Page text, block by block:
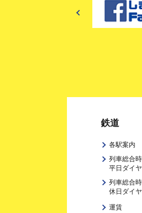
鉄道
各駅案内
列車総合
平日ダイヤ
列車総合
休日ダイヤ
運賃